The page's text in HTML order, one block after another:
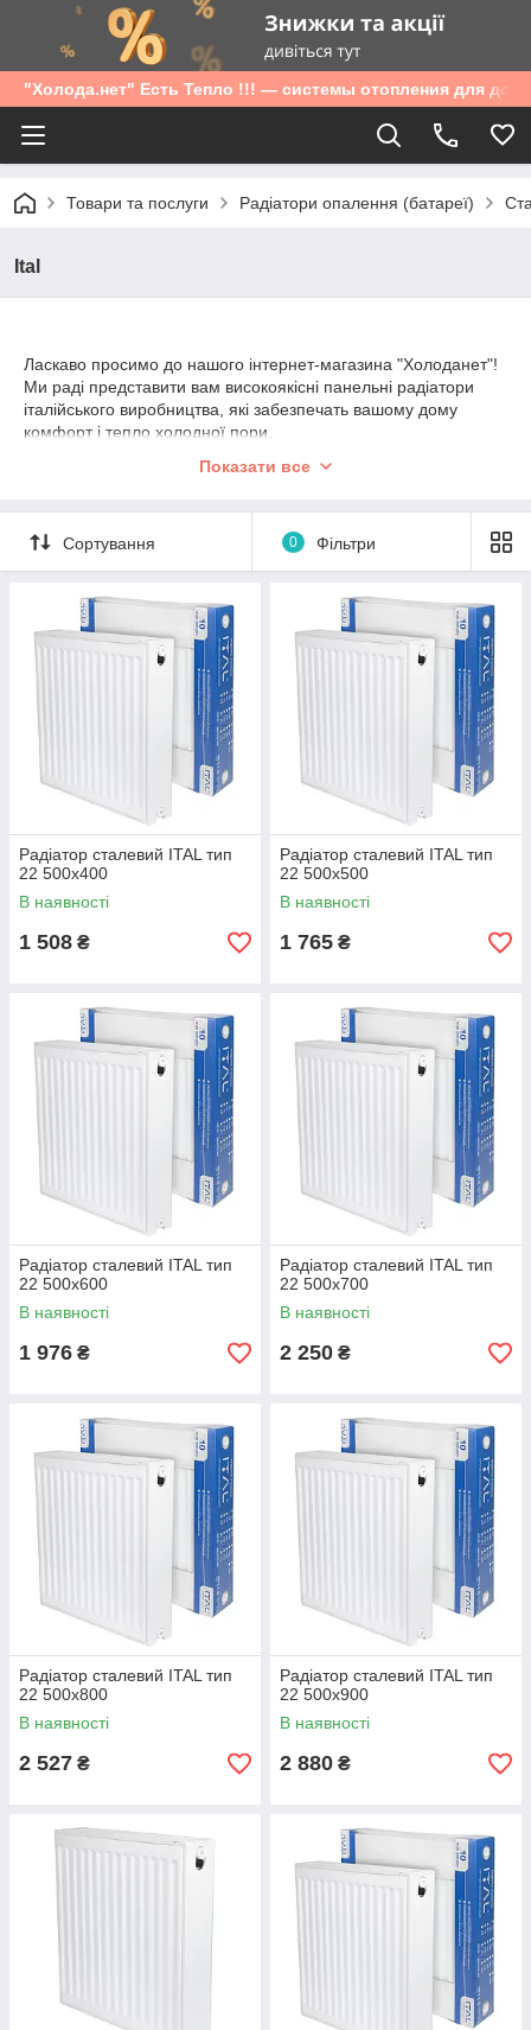
"Холода.нет" Есть Тепло !!! — системы отопления для дома
Товари та послуги Радіатори опалення (батареї)
Ital
Ласкаво просимо до нашого інтернет-магазина "Холоданет"!
Ми раді представити вам високоякісні панельні радіатори
італійського виробництва, які забезпечать вашому дому
комфорт і тепло холодної пори.
Наші італійські панельні радіатори поєднують у собі стильний
розподіл тепла по всьому приміщенню. Вибираючи
продукцію "Холоданет", ви можете бути впевнені в надійності
та довговічності вашої системи опалення.
до сучасних, різних розмірів і колірних рішень, щоб
задовольнити будь-який смак і потребу. Наші панельні
радіатори ідеально підійдуть для будь-якого приміщення —
від квартири до офісу або комерційного об'єкта.
Купуючи панельні радіатори в інтернет-магазині "Холоданет",
ви отримуєте не тільки якісний товар, але й професійний
сервіс і оперативну доставку в усій країні. Створіть затишок і
тепло у своєму домі з "Холоданет"!
Показати все
Сортування 0 Фільтри
Радіатор сталевий ITAL тип
22 500x400
В наявності
1 508 ₴
Радіатор сталевий ITAL тип
22 500x500
В наявності
1 765 ₴
Радіатор сталевий ITAL тип
22 500x600
В наявності
1 976 ₴
Радіатор сталевий ITAL тип
22 500x700
В наявності
2 250 ₴
Радіатор сталевий ITAL тип
22 500x800
В наявності
2 527 ₴
Радіатор сталевий ITAL тип
22 500x900
В наявності
2 880 ₴